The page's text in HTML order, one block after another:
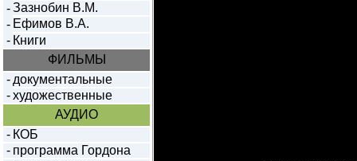
- Зазнобин В.М.
- Ефимов В.А.
- Книги
ФИЛЬМЫ
- документальные
- художественные
АУДИО
- КОБ
- программа Гордона